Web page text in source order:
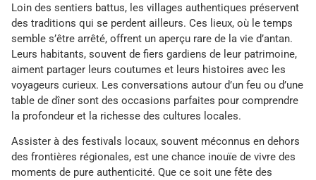
Loin des sentiers battus, les villages authentiques préservent
des traditions qui se perdent ailleurs. Ces lieux, où le temps
semble s’être arrêté, offrent un aperçu rare de la vie d’antan.
Leurs habitants, souvent de fiers gardiens de leur patrimoine,
aiment partager leurs coutumes et leurs histoires avec les
voyageurs curieux. Les conversations autour d’un feu ou d’une
table de dîner sont des occasions parfaites pour comprendre
la profondeur et la richesse des cultures locales.
Assister à des festivals locaux, souvent méconnus en dehors
des frontières régionales, est une chance inouïe de vivre des
moments de pure authenticité. Que ce soit une fête des